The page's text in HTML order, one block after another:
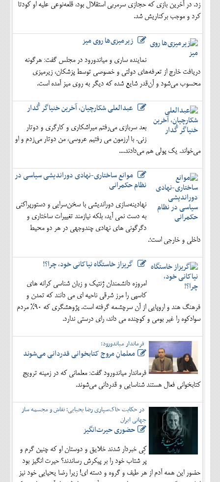
زد. در آخرین بازی که حجازی سرمربی استقلال بود، قلعه‌نوعی علیه او کودتا
کرد و موجب برکناریش شد.
زیرمیزی‌ها روی میز
نماینده ساری و میاندورود در مجلس گفت: هرگونه
دریافت خارج از تعرفه‌های دولتی و خصوصی توسط پزشکان، زیرمیزی
محسوب می‌شود و آن‌قدر شایع شده که دیگر به روی میز آمده است.
عبدالعلی شکارچیان، آخرین خنیاگر گُدار
بعد سربازی می‌رفتم میراشکاری و کارگری و دوتار
زنی. با ارزمون می رفتیم عروسی، من دوتار می‌زدم و او
می‌خواند. یک پولی هم می‌دادند....
موانع ساختاری-نهادی دوراندیشی سیاسی در
نظام حکمرانی
نهادینه‌سازی دوراندیشی با سخن‌سرایی و دستورپراکنی
به دست نمی آید، بلکه نیازمند تغییرات ساختاری و
دگرگونی های نهادی چندوجهی در هر دو محیط
داخلی و خارجی است؛.
گریزاز خاستگاه نیاکانی خود، چرا؟!
امروزه دانشمندان ژنتیک و زبان شناسی کرانه های
کاسپی را مرز شرقی ناحیه ای می دانند که تمدن و
فرهنگ هند و اروپایی از آن سرچشمه گرفته است. پژوهشگری که 90% مردم
سوادکوه را غیر بومی و کوچنده می داند، رای درستی ندارد.
فرماندار میاندورود:
معلمانِ مروج کتابخوانی قدردانی می‌شوند
فرماندار میاندورود گفت: معلمانی که در زمینه ترویج
کتابخوانی فعال هستند شناسایی و قدردانی می‌شوند.
در حکایت خاک‌سپاری رضا یحیایی؛ نقاش و مجسمه ساز
جهانی ایران
حضوری حیرت‌انگیز
کِی خبردار شدند خلایق و دوستان او که چنین گرم و
پر شتاب خود را بر پیکرش رساندند؟ حیرت انگیز بود
حضور این همه آدم از هر طیف و گروه و دسته ای! زیرا رضا یحیایی خود نیز